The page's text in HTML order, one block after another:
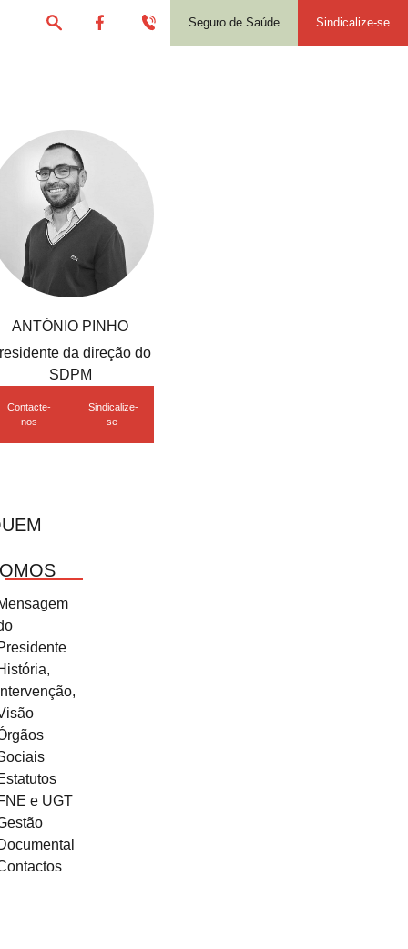
Seguro de Saúde Sindicalize-se
ANTÓNIO PINHO
da direção do
SDPM
Contacte-
nos
Sindicalize-
se
e UGT